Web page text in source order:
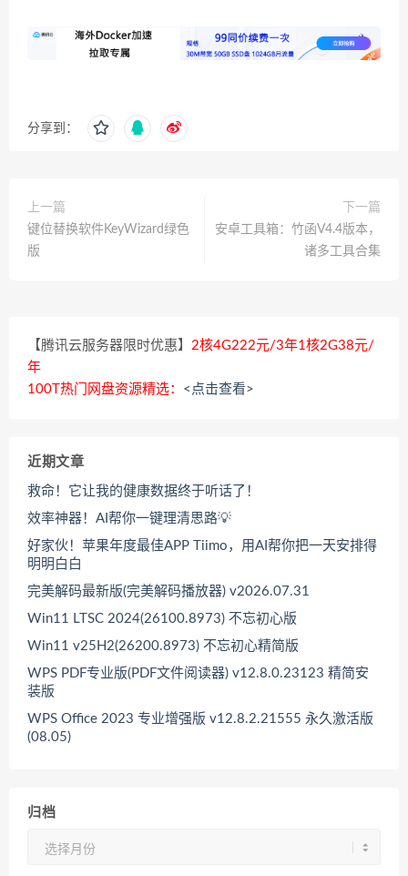
分享到：
上一篇
键位替换软件KeyWizard绿色
版
下一篇
安卓工具箱：竹函V4.4版本，
诸多工具合集
【腾讯云服务器限时优惠】 2核4G222元/3年1核2G38元/
年
100T热门网盘资源精选： <点击查看>
近期文章
救命！它让我的健康数据终于听话了！
效率神器！AI帮你一键理清思路💡
好家伙！苹果年度最佳APP Tiimo，用AI帮你把一天安排得
明明白白
完美解码最新版(完美解码播放器) v2026.07.31
Win11 LTSC 2024(26100.8973) 不忘初心版
Win11 v25H2(26200.8973) 不忘初心精简版
WPS PDF专业版(PDF文件阅读器) v12.8.0.23123 精简安
装版
WPS Office 2023 专业增强版 v12.8.2.21555 永久激活版
(08.05)
归档